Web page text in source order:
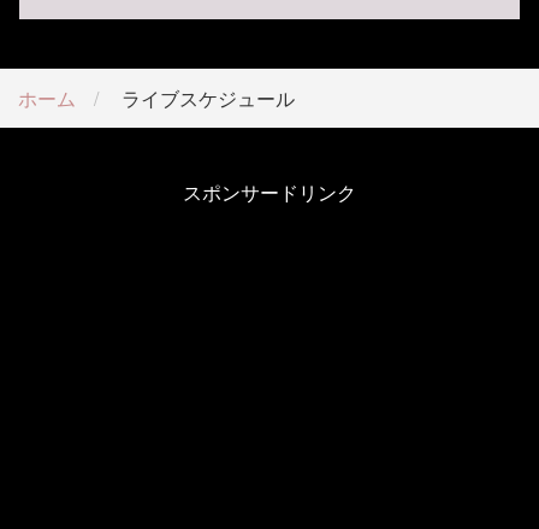
ホーム ライブスケジュール
スポンサードリンク